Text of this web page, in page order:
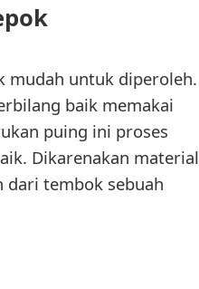
mudah untuk diperoleh.
baik memakai
puing ini proses
Dikarenakan material
dari tembok sebuah